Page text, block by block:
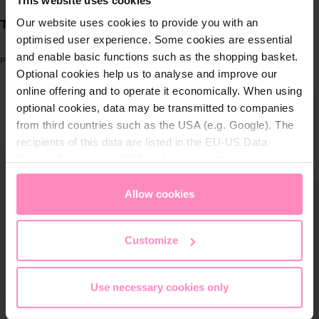
Our website uses cookies to provide you with an
optimised user experience. Some cookies are essential
and enable basic functions such as the shopping basket.
Optional cookies help us to analyse and improve our
online offering and to operate it economically. When using
optional cookies, data may be transmitted to companies
from third countries such as the USA (e.g. Google). The
recipients of this data are listed in the EU-US Data
appropriate level of data protection. You canaccept all
only allow necessary cookies
access and change your chosen setting at any time in
Allow cookies
Customize
Use necessary cookies only
Lösungen für
Geschäftskunden
Kundenservice
T-Shirts
Produktnummer: 20000604-1
überspringen